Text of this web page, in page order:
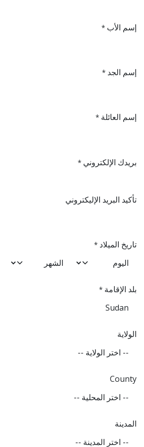
إسم الأب *
إسم الجد *
إسم العائلة *
بريدك الإلكتروني *
تأكيد البريد الإليكتروني
تاريخ الميلاد *
بلد الإقامة *
الولاية
County
المدينة